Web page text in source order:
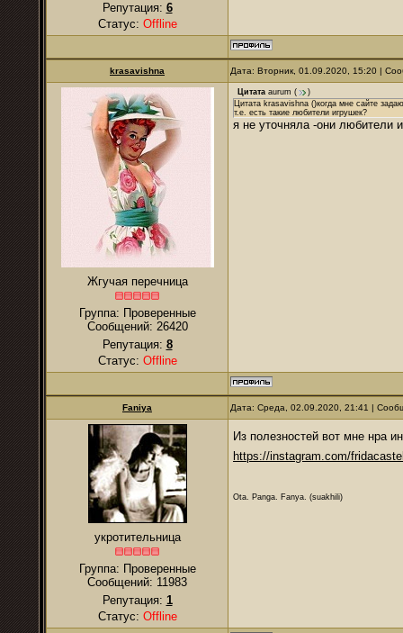
Репутация: 6
Статус: Offline
krasavishna Дата: Вторник, 01.09.2020, 15:20 |
Жгучая перечница
Группа: Проверенные
Сообщений: 26420
Репутация: 8
Статус: Offline
Цитата аurum (
)
Цитата krasavishna ()когда мне сайте
т.е. есть такие любители игрушек?
я не уточняла -они любители
Faniya Дата: Среда, 02.09.2020, 21:41 |
укротительница
Группа: Проверенные
Сообщений: 11983
Репутация: 1
Статус: Offline
Из полезностей вот мне нра
https://instagram.com/
Ota. Panga. Fanya. (suakhili)